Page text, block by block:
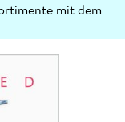
mit dem